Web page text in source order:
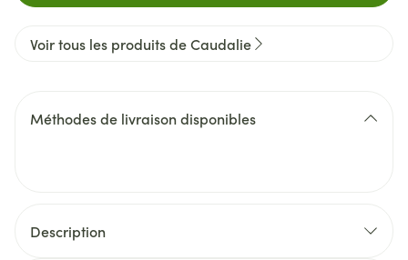
Voir tous les produits de Caudalie
Méthodes de livraison disponibles
Description